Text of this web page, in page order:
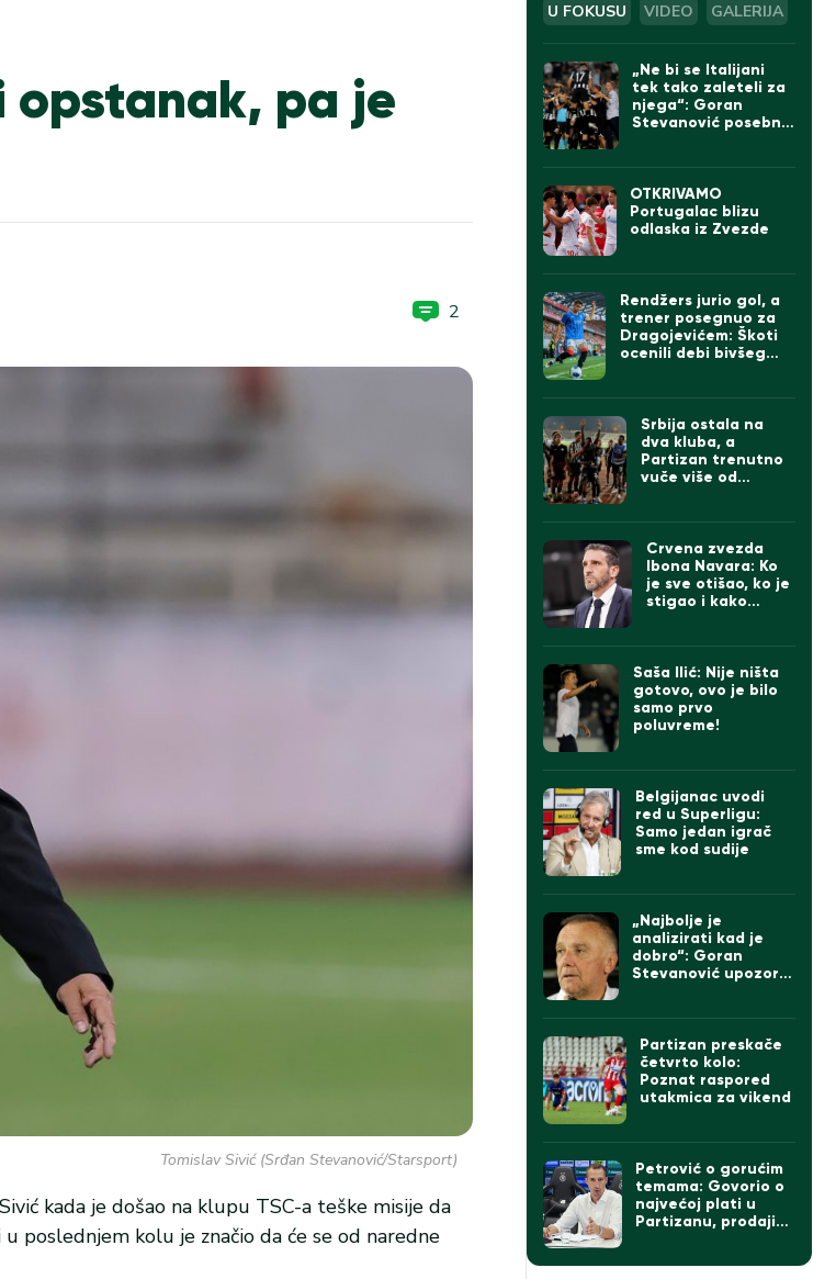
opstanak, pa je
2
Tomislav Sivić (Srđan Stevanović/Starsport)
kada je došao na klupu TSC-a teške misije da
poslednjem kolu je značio da će se od naredne
U FOKUSU VIDEO GALERIJA
„Ne bi se Italijani
tek tako zaleteli za
njega“: Goran
Stevanović posebno
OTKRIVAMO
Portugalac blizu
odlaska iz Zvezde
Rendžers jurio gol, a
trener posegnuo za
Dragojevićem: Škoti
ocenili debi bivšeg
Srbija ostala na
dva kluba, a
Partizan trenutno
vuče više od
Crvena zvezda
Ibona Navara: Ko
je sve otišao, ko je
stigao i kako
Saša Ilić: Nije ništa
gotovo, ovo je bilo
samo prvo
poluvreme!
Belgijanac uvodi
red u Superligu:
Samo jedan igrač
sme kod sudije
„Najbolje je
analizirati kad je
dobro“: Goran
Stevanović upozorio
Partizan preskače
četvrto kolo:
Poznat raspored
utakmica za vikend
Petrović o gorućim
temama: Govorio o
najvećoj plati u
Partizanu, prodaji